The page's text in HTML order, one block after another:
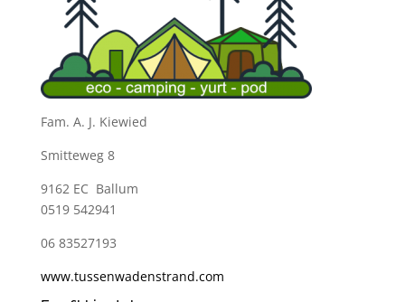
Fam. A. J. Kiewied
Smitteweg 8
9162 EC Ballum
0519 542941
06 83527193
www.tussenwadenstrand.com